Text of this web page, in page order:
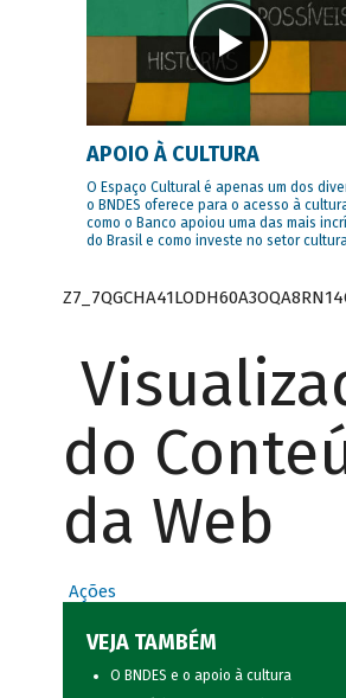
APOIO À CULTURA
O Espaço Cultural é apenas um dos
o BNDES oferece para o acesso à
como o Banco apoiou uma das mais
do Brasil e como investe no setor
do
da Web
Ações
VEJA TAMBÉM
O BNDES e o apoio à cultura